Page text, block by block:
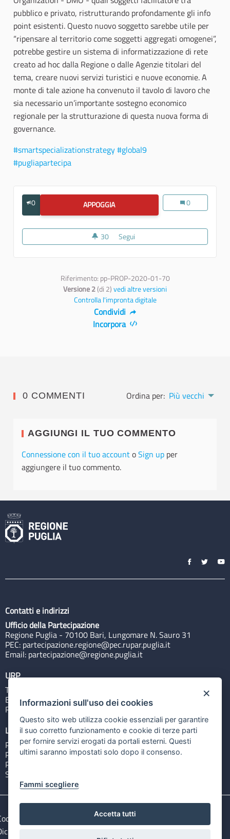
pubblico e privato, ristrutturando profondamente gli info
point esistenti. Questo nuovo soggetto sarebbe utile per
“ripensare al territorio come soggetti aggregati omogenei”,
potrebbe gestire un sistema di informatizzazione di rete
creato ad hoc dalla Regione o dalle Agenzie titolari del
tema, creare nuovi servizi turistici e nuove economie. A
monte di tale azione ha convenuto il tavolo di lavoro che
sia necessario un’importante sostegno economico
regionale per la strutturazione di questa nuova forma di
governance.
#smartspecializationstrategy#global9
#pugliapartecipa
0 APPOGGIANUOVE PROSPETTIVE:Nuove
0
30 30 sostenitori
Segui
Riferimento: pp-PROP-2020-01-70
Versione 2(di 2)vedi altre versioni
Controlla l'impronta digitale
Condividi
Incorpora
0 COMMENTI Ordina per: Più vecchi
AGGIUNGI IL TUO COMMENTO
Connessione con il tuo accountoSign up per
aggiungere il tuo commento.
Contatti e indirizzi
Ufficio della Partecipazione
Regione Puglia - 70100 Bari, Lungomare N. Sauro 31
PEC: partecipazione.regione@pec.rupar.puglia.it
Email: partecipazione@regione.puglia.it
URP
Tel: 800713939
Email:quiregione@regione.puglia.it
Rubrica
Link utili
Portale Istituzionale
PO FESR Puglia 2014-2020
PSR Puglia 2014-2020
Sistema Puglia
e privacy
Note legali
di accessibilità
×
Informazioni sull'uso dei cookies
Questo sito web utilizza cookie essenziali per garantire
il suo corretto funzionamento e cookie di terze parti
per fornire servizi erogati da portali esterni. Questi
ultimi saranno impostati solo dopo il consenso.
Fammi scegliere
Accetta tutti